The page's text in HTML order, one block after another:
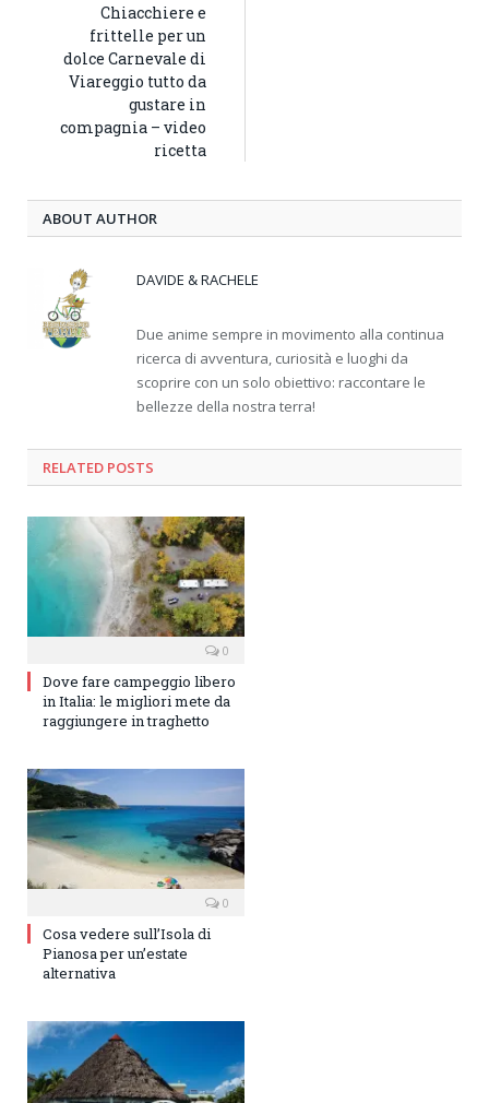
Chiacchiere e
frittelle per un
dolce Carnevale di
Viareggio tutto da
gustare in
compagnia – video
ricetta
ABOUT AUTHOR
DAVIDE & RACHELE
Due anime sempre in movimento alla continua
ricerca di avventura, curiosità e luoghi da
scoprire con un solo obiettivo: raccontare le
bellezze della nostra terra!
RELATED POSTS
0
Dove fare campeggio libero
in Italia: le migliori mete da
raggiungere in traghetto
0
Cosa vedere sull’Isola di
Pianosa per un’estate
alternativa